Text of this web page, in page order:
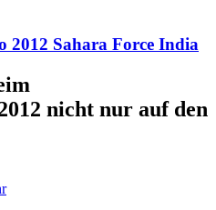
2012 Sahara Force India
nicht nur auf den